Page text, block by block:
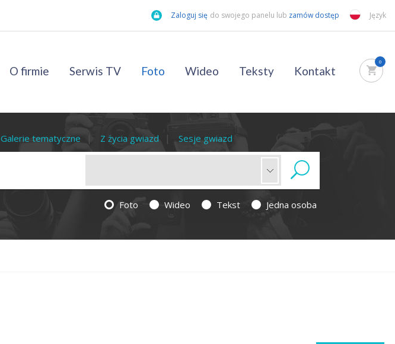
Zaloguj się do swojego panelu lub zamów dostęp Język
O firmie Serwis TV Foto Wideo Teksty Kontakt
0
Galerie tematyczne Z życia gwiazd Sesje gwiazd
Foto Wideo Tekst Jedna osoba